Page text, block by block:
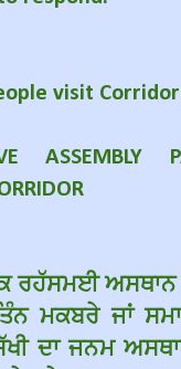
visit
ASSEMBLY
ਰਹੱਸਮਈ ਅਸਥਾਨ
ਮਕਬਰੇ ਜਾਂ
ਦਾ ਜਨਮ